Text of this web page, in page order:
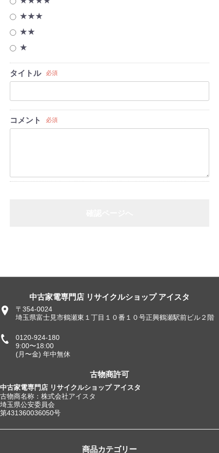
★★★
★★
★
タイトル 必須
コメント 必須
中古家電専門店 リサイクルショップ アイスタ
〒354-0024
埼玉県富士見市鶴瀬東１丁目１０番１０号正興鶴瀬駅前ビル２階
0120-924-180
9:00〜18:00
(月〜金) 年中無休
古物商許可
中古家電専門店 リサイクルショップ アイスタ
古物商名称：株式会社アイスタ
埼玉県公安委員会
第431360036050号
商品カテゴリー